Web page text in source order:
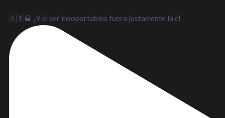
🇦🇷🥃 ¿Y si ser insoportables fuera justamente la cl